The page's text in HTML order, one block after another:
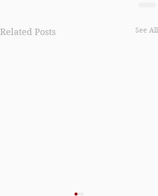
Related Posts See All